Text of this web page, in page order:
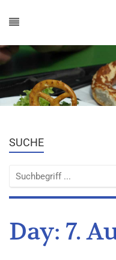
SUCHE
Day: 7.